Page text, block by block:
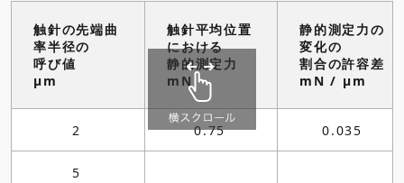
触針の先端曲
率半径の
呼び値
μm
触針平均位置
における
静的測定力
mN
静的測定力の
変化の
割合の許容差
mN / μm
2 0.75 0.035
5